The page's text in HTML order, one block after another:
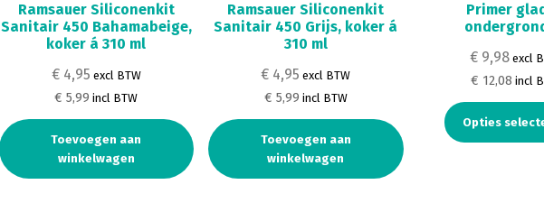
Ramsauer Siliconenkit
Sanitair 450 Bahamabeige,
koker á 310 ml
€ 4,95 excl BTW
€ 5,99 incl BTW
Toevoegen aan
winkelwagen
Ramsauer Siliconenkit
Sanitair 450 Grijs, koker á
310 ml
€ 4,95 excl BTW
€ 5,99 incl BTW
Toevoegen aan
winkelwagen
Primer
€ 9,98 excl
€ 12,08 incl
Opties